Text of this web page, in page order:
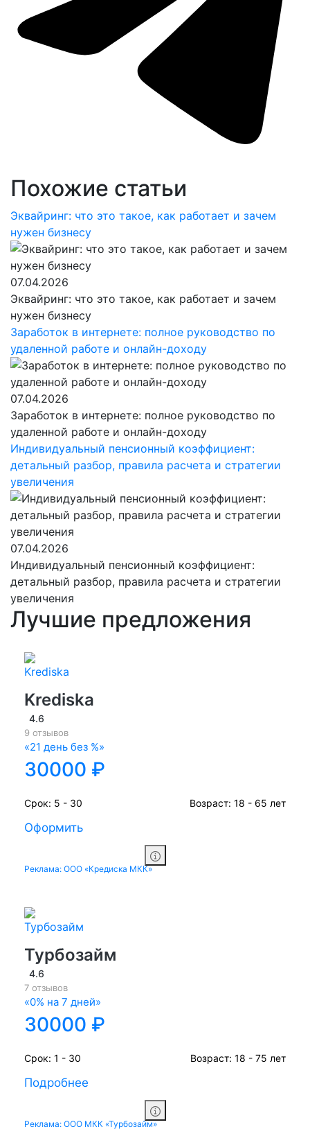
Похожие cтатьи
Эквайринг: что это такое, как работает и зачем
нужен бизнесу
07.04.2026
Эквайринг: что это такое, как работает и зачем
нужен бизнесу
Заработок в интернете: полное руководство по
удаленной работе и онлайн-доходу
07.04.2026
Заработок в интернете: полное руководство по
удаленной работе и онлайн-доходу
Индивидуальный пенсионный коэффициент:
детальный разбор, правила расчета и стратегии
увеличения
07.04.2026
Индивидуальный пенсионный коэффициент:
детальный разбор, правила расчета и стратегии
увеличения
Лучшие предложения
Krediska
4.6
9 отзывов
«21 день без %»
30000 ₽
Срок: 5 - 30 Возраст: 18 - 65 лет
Оформить
Реклама: ООО «Кредиска МКК»
Турбозайм
4.6
7 отзывов
«0% на 7 дней»
30000 ₽
Срок: 1 - 30 Возраст: 18 - 75 лет
Подробнее
Реклама: ООО МКК «Турбозайм»